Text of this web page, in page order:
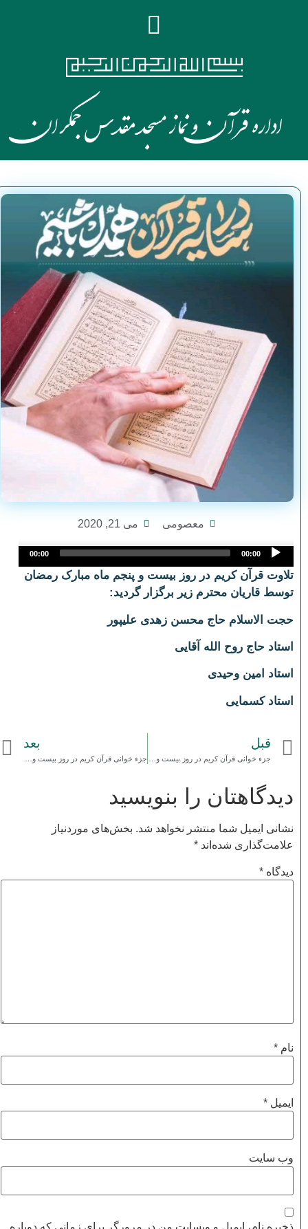
معصومی می 21, 2020
Audio
Player
00:00
00:00
تلاوت قرآن کریم در روز بیست و پنجم ماه مبارک رمضان
توسط قاریان محترم زیر برگزار گردید:
حجت الاسلام حاج محسن زهدی علیپور
استاد حاج روح الله آقایی
استاد امین وحیدی
استاد کسمایی
قبل
جزء خوانی قرآن کریم در روز بیست و چهارم ماه مبارک رمضان سال 99
بعد
جزء خوانی قرآن کریم در روز بیست و ششم ماه مبارک رمضان سال 99
دیدگاهتان را بنویسید
نشانی ایمیل شما منتشر نخواهد شد. بخش‌های موردنیاز
علامت‌گذاری شده‌اند*
دیدگاه*
نام*
ایمیل *
وب‌ سایت
ذخیره نام، ایمیل و وبسایت من در مرورگر برای زمانی که دوباره